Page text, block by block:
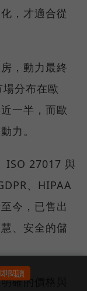
，才適合從
，動力最終
分布在歐
一半，而歐
力。
ISO 27017 與
、HIPAA
今，已售出
、安全的儲
確的價格與
閱讀